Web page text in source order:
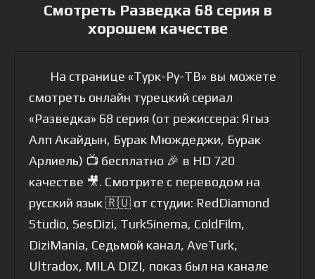
Смотреть Разведка 68 серия в
хорошем качестве
На странице «Турк-Ру-ТВ» вы можете
смотреть онлайн турецкий сериал
«Разведка» 68 серия (от режиссера: Ягыз
Алп Акайдын, Бурак Мюждеджи, Бурак
Арлиель) 📺 бесплатно 🎉 в HD 720
качестве 🎥. Смотрите с переводом на
русский язык 🇷🇺 от студии: RedDiamond
Studio, SesDizi, TurkSinema, ColdFilm,
DiziMania, Седьмой канал, AveTurk,
Ultradox, MILA DIZI, показ был на канале